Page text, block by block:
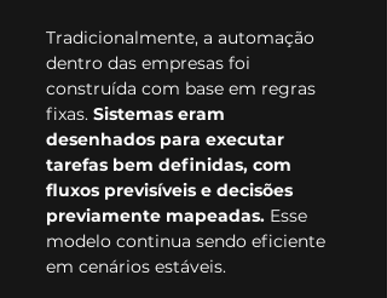
Tradicionalmente, a automação
dentro das empresas foi
construída com base em regras
fixas. Sistemas eram
desenhados para executar
tarefas bem definidas, com
fluxos previsíveis e decisões
previamente mapeadas. Esse
modelo continua sendo eficiente
em cenários estáveis.